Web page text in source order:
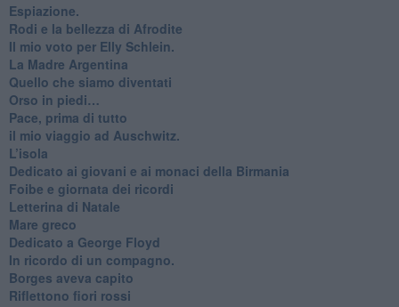
Espiazione.
Rodi e la bellezza di Afrodite
​Il mio voto per Elly Schlein.
​La Madre Argentina
Quello che siamo diventati
Orso in piedi…
​Pace, prima di tutto
​il mio viaggio ad Auschwitz.
​L’isola
Dedicato ai giovani e ai monaci della Birmania
​Foibe e giornata dei ricordi
Letterina di Natale
Mare greco
​Dedicato a George Floyd
​In ricordo di un compagno.
Borges aveva capito
Riflettono fiori rossi